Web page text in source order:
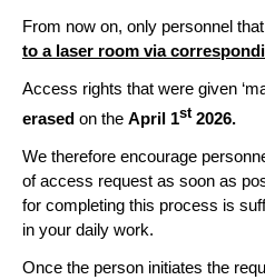
From now on, only personnel
to a laser room via
Access rights that were given
erased on the April 1st 2026.
We therefore encourage
of access request as soon as
for completing this process is
in your daily work.
Once the person initiates the